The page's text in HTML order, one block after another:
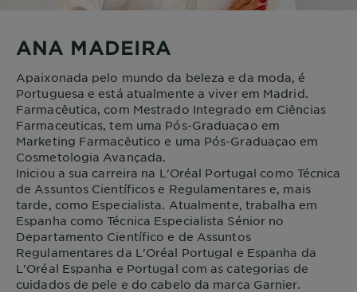
ANA MADEIRA
Apaixonada pelo mundo da beleza e da moda, é
Portuguesa e está atualmente a viver em Madrid.
Farmacêutica, com Mestrado Integrado em Ciências
Farmaceuticas, tem uma Pós-Graduaçao em
Marketing Farmacêutico e uma Pós-Graduaçao em
Cosmetologia Avançada.
Iniciou a sua carreira na L'Oréal Portugal como Técnica
de Assuntos Científicos e Regulamentares e, mais
tarde, como Especialista. Atualmente, trabalha em
Espanha como Técnica Especialista Sénior no
Departamento Científico e de Assuntos
Regulamentares da L'Oréal Portugal e Espanha da
L'Oréal Espanha e Portugal com as categorias de
cuidados de pele e do cabelo da marca Garnier.